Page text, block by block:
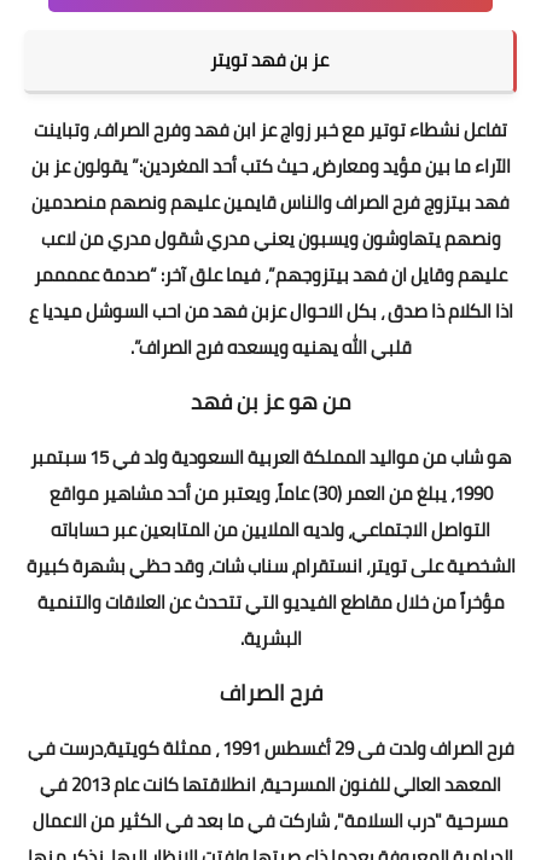
عز بن فهد تويتر
تفاعل نشطاء توتير مع خبر زواج عز ابن فهد وفرح الصراف، وتباينت
الآراء ما بين مؤيد ومعارض، حيث كتب أحد المغردين:” يقولون عز بن
فهد بيتزوج فرح الصراف والناس قايمين عليهم ونصهم منصدمين
ونصهم يتهاوشون ويسبون يعني مدري شقول مدري من لاعب
عليهم وقايل ان فهد بيتزوجهم”، فيما علق آخر: “صدمة عممممر
اذا الكلام ذا صدق ، بكل الاحوال عزبن فهد من احب السوشل ميديا ​​ع
قلبي الله يهنيه ويسعده فرح الصراف”.
من هو عز بن فهد
هو شاب من مواليد المملكة العربية السعودية ولد في 15 سبتمبر
1990، يبلغ من العمر (30) عاماً، ويعتبر من أحد مشاهير مواقع
التواصل الاجتماعي، ولديه الملايين من المتابعين عبر حساباته
الشخصية على تويتر، انستقرام، سناب شات، وقد حظي بشهرة كبيرة
مؤخراً من خلال مقاطع الفيديو التي تتحدث عن العلاقات والتنمية
البشرية.
فرح الصراف
فرح الصراف ولدت فى 29 أغسطس 1991 ، ممثلة كويتية،درست في
المعهد العالي للفنون المسرحية، انطلاقتها كانت عام 2013 في
مسرحية "درب السلامة"، شاركت في ما بعد في الكثير من الاعمال